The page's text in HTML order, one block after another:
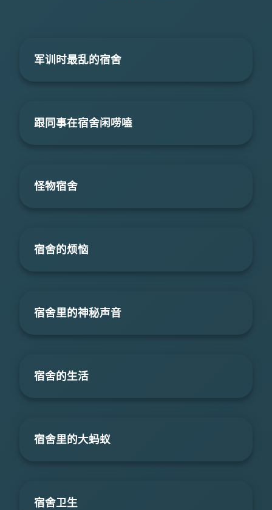
军训时最乱的宿舍
跟同事在宿舍闲唠嗑
怪物宿舍
宿舍的烦恼
宿舍里的神秘声音
宿舍的生活
宿舍里的大蚂蚁
宿舍卫生